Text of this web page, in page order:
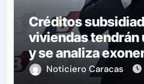
Créditos
viviendas tendrán
y se analiza
aranceles
Noticiero Caracas